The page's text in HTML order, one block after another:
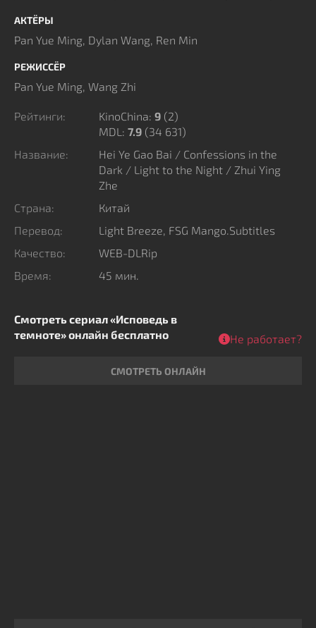
излишней наивностью.
Взявшись за первое серьезное поручение, мужчины
используют старый желтый джип и примитивный
экскаватор. Обычный процесс сбора улик
оборачивается погружением в опасные секреты
минувших лет. Чем глубже сыщики копают, тем
больше шокирующих подробностей всплывает на
поверхность. Вскрывшаяся истина не только дает
ответы на вопросы следствия, но и бесповоротно
меняет реальность самих героев.
АКТЁРЫ
Pan Yue Ming, Dylan Wang, Ren Min
РЕЖИССЁР
Pan Yue Ming, Wang Zhi
Рейтинги: KinoChina: 9 (2)
MDL: 7.9 (34 631)
Название:
Hei Ye Gao Bai / Confessions in the
Dark / Light to the Night / Zhui Ying
Zhe
Страна:
Китай
Перевод:
Light Breeze, FSG Mango.Subtitles
Качество:
WEB-DLRip
Время:
45 мин.
Смотреть сериал «Исповедь в
темноте» онлайн бесплатно
СМОТРЕТЬ ОНЛАЙН
Не работает?